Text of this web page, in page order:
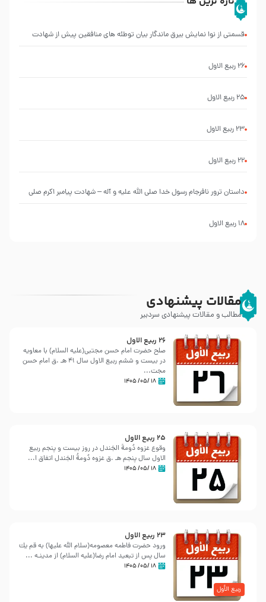
قسمتی از نوا نمایش بیرق ماندگار بیان توطئه های منافقین پیش از شهادت
26 ربيع الاول
25 ربيع الاول
23 ربيع الاول
22 ربيع الاول
‌‌‌‌‌‌‌داستان ترور نافرجام رسول خدا صلی الله علیه و آله – شهادت پیامبر اکرم صلی
18 ربيع الاول
مقالات پیشنهادی
مطالب و مقالات پیشنهادی سردبیر
26 ربيع الاول
صلح حضرت امام حسن مجتبی(علیه السلام) با معاویه
در بیست و ششم ربیع الاول سال 41 هـ .ق امام حسن
مجت...
۱۸ /۰۵/ ۱۴۰۵
25 ربيع الاول
وقوع غزوه دُومةُ الجَندل در روز بیست و پنجم ربیع
الاول سال پنجم هـ .ق غزوه دُومةُ الجَندل اتفاق ا...
۱۸ /۰۵/ ۱۴۰۵
ربیع الأول
23 ربيع الاول
ورود حضرت فاطمه معصومه(سلام الله علیها) به قم یك
سال پس از تبعید امام رضا(علیه السلام) از مدینـه ...
۱۸ /۰۵/ ۱۴۰۵